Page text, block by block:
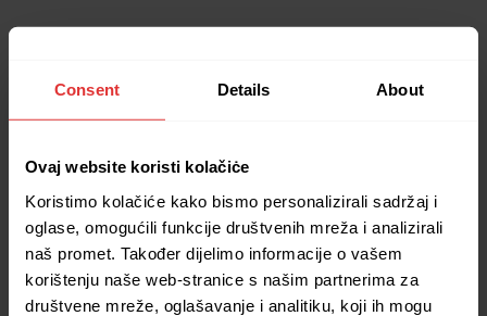
Consent Details About
Ovaj website koristi kolačiċe
Koristimo kolačiće kako bismo personalizirali sadržaj i
oglase, omogućili funkcije društvenih mreža i analizirali
naš promet. Također dijelimo informacije o vašem
korištenju naše web-stranice s našim partnerima za
društvene mreže, oglašavanje i analitiku, koji ih mogu